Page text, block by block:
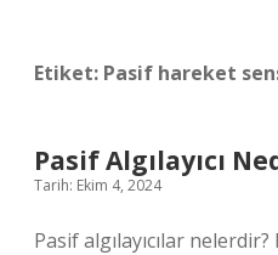
Etiket: Pasif hareket
Pasif Algılayıcı
Tarih: Ekim 4, 2024
Pasif algılayıcılar